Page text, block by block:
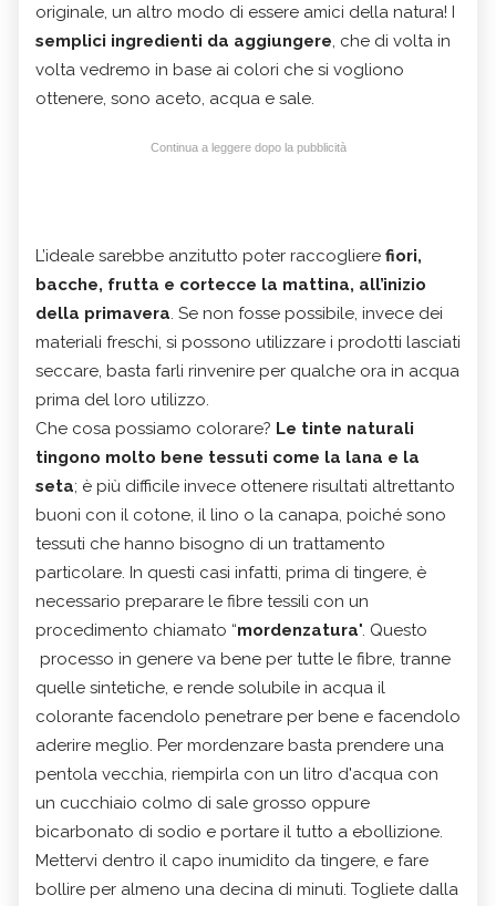
originale, un altro modo di essere amici della natura! I
semplici ingredienti da aggiungere, che di volta in
volta vedremo in base ai colori che si vogliono
ottenere, sono aceto, acqua e sale.
Continua a leggere dopo la pubblicità
L’ideale sarebbe anzitutto poter raccogliere fiori,
bacche, frutta e cortecce la mattina, all’inizio
della primavera. Se non fosse possibile, invece dei
materiali freschi, si possono utilizzare i prodotti lasciati
seccare, basta farli rinvenire per qualche ora in acqua
prima del loro utilizzo.
Che cosa possiamo colorare? Le tinte naturali
tingono molto bene tessuti come la lana e la
seta; è più difficile invece ottenere risultati altrettanto
buoni con il cotone, il lino o la canapa, poiché sono
tessuti che hanno bisogno di un trattamento
particolare. In questi casi infatti, prima di tingere, è
necessario preparare le fibre tessili con un
procedimento chiamato “mordenzatura". Questo
processo in genere va bene per tutte le fibre, tranne
quelle sintetiche, e rende solubile in acqua il
colorante facendolo penetrare per bene e facendolo
aderire meglio. Per mordenzare basta prendere una
pentola vecchia, riempirla con un litro d'acqua con
un cucchiaio colmo di sale grosso oppure
bicarbonato di sodio e portare il tutto a ebollizione.
Mettervi dentro il capo inumidito da tingere, e fare
bollire per almeno una decina di minuti. Togliete dalla